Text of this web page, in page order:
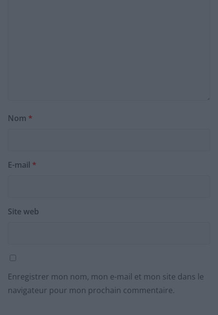
Nom *
E-mail *
Site web
Enregistrer mon nom, mon e-mail et mon site dans le
navigateur pour mon prochain commentaire.